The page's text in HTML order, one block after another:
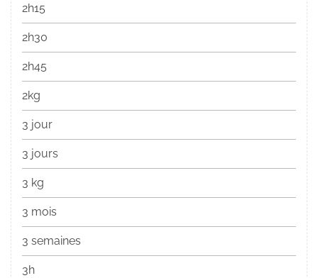
2h15
2h30
2h45
2kg
3 jour
3 jours
3 kg
3 mois
3 semaines
3h